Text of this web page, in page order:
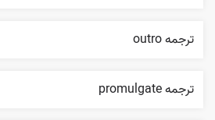
ترجمه outro
ترجمه promulgate